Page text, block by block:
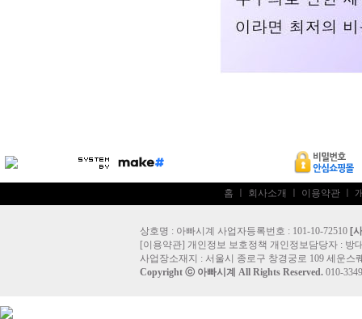
홈 회사소개 이용약관
상호명 : 아빠시계 사업자등록번호 : 101-10-72510 [
[이용약관] 개인정보 보호정책 개인정보담당자 : 방
사업장소재지 : 서울시 종로구 창경궁로 109 세운스
Copyright ⓒ 아빠시계 All Rights Reserved. 010-